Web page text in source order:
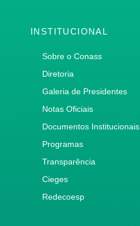
INSTITUCIONAL
Sobre o Conass
Diretoria
Galeria de Presidentes
Notas Oficiais
Documentos Institucionais
Programas
Transparência
Cieges
Redecoesp